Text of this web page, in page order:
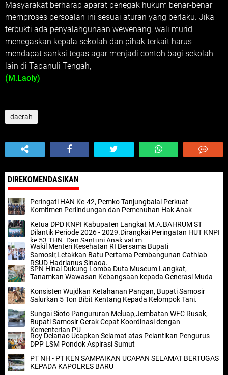
Masyarakat berharap aparat penegak hukum benar-benar
memproses persoalan ini sesuai aturan yang berlaku. Jika
terbukti ada penyalahgunaan wewenang, wali murid
menegaskan kepala sekolah dan pihak terkait harus
mendapat sanksi tegas agar menjadi contoh bagi sekolah
lain di Tapanuli Tengah,
(M.Laoly)
daerah
DIREKOMENDASIKAN
Peringati HAN Ke-42, Pemko Tanjungbalai Perkuat
Komitmen Perlindungan dan Pemenuhan Hak Anak
Ketua DPD KNPI Kabupaten Langkat M.A.BAHRUM ST
Dilantik Periode 2026 - 2029.Dirangkai Peringatan HUT KNPI
ke 53 THN.,Dan Santuni Anak yatim.
Wakil Menteri Kesehatan RI Bersama Bupati
Samosir,Letakkan Batu Pertama Pembangunan Cathlab
RSUD Hadrianus Sinaga.
SPN Hinai Dukung Lomba Duta Museum Langkat,
Tanamkan Wawasan Kebangsaan kepada Generasi Muda
Konsisten Wujdkan Ketahanan Pangan, Bupati Samosir
Salurkan 5 Ton Bibit Kentang Kepada Kelompok Tani.
Sungai Sioto Pangururan Meluap,Jembatan WFC Rusak,
Bupati Samosir Gerak Cepat Koordinasi dengan
Kementerian PU
Roy Delanao Ucapkan Selamat atas Pelantikan Pengurus
DPP LSM Pondok Aspirasi Sumut
PT NH - PT KEN SAMPAIKAN UCAPAN SELAMAT BERTUGAS
KEPADA KAPOLRES BARU